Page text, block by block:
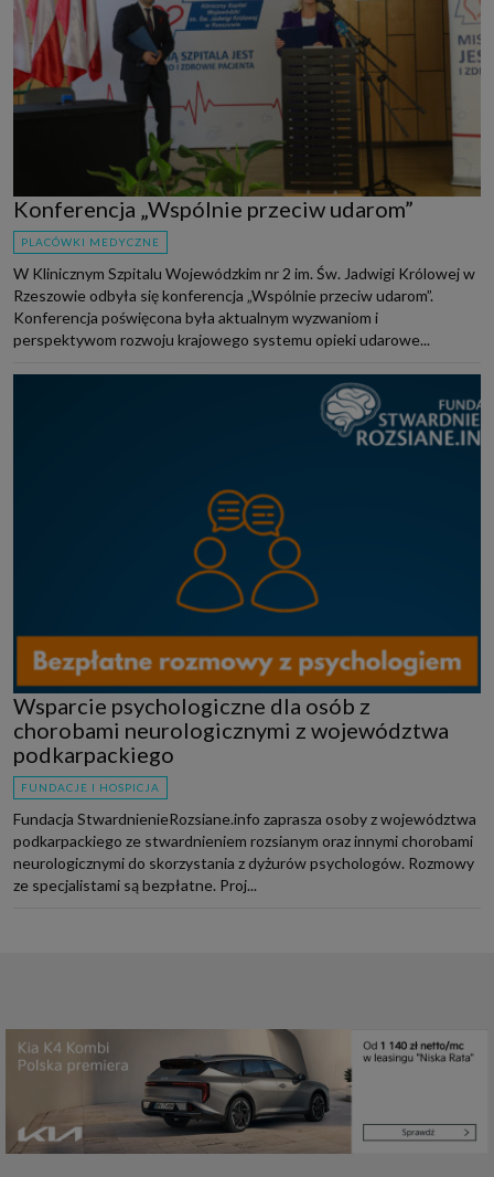
Konferencja „Wspólnie przeciw udarom”
PLACÓWKI MEDYCZNE
W Klinicznym Szpitalu Wojewódzkim nr 2 im. Św. Jadwigi Królowej w
Rzeszowie odbyła się konferencja „Wspólnie przeciw udarom”.
Konferencja poświęcona była aktualnym wyzwaniom i
perspektywom rozwoju krajowego systemu opieki udarowe...
Wsparcie psychologiczne dla osób z
chorobami neurologicznymi z województwa
podkarpackiego
FUNDACJE I HOSPICJA
Fundacja StwardnienieRozsiane.info zaprasza osoby z województwa
podkarpackiego ze stwardnieniem rozsianym oraz innymi chorobami
neurologicznymi do skorzystania z dyżurów psychologów. Rozmowy
ze specjalistami są bezpłatne. Proj...